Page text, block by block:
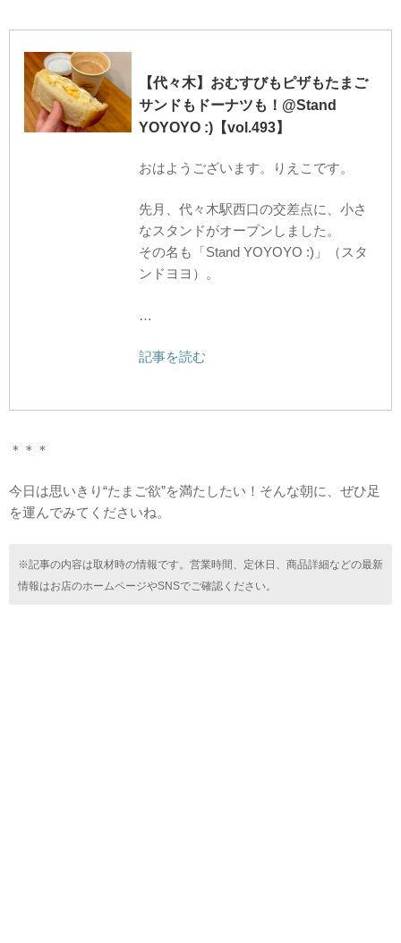
【代々木】おむすびもピザもたまご
サンドもドーナツも！@Stand
YOYOYO :)【vol.493】
おはようございます。りえこです。
先月、代々木駅西口の交差点に、小さ
なスタンドがオープンしました。
その名も「Stand YOYOYO :)」（スタ
ンドヨヨ）。
…
記事を読む
＊＊＊
今日は思いきり“たまご欲”を満たしたい！そんな朝に、ぜひ足
を運んでみてくださいね。
※記事の内容は取材時の情報です。営業時間、定休日、商品詳細などの最新
情報はお店のホームページやSNSでご確認ください。